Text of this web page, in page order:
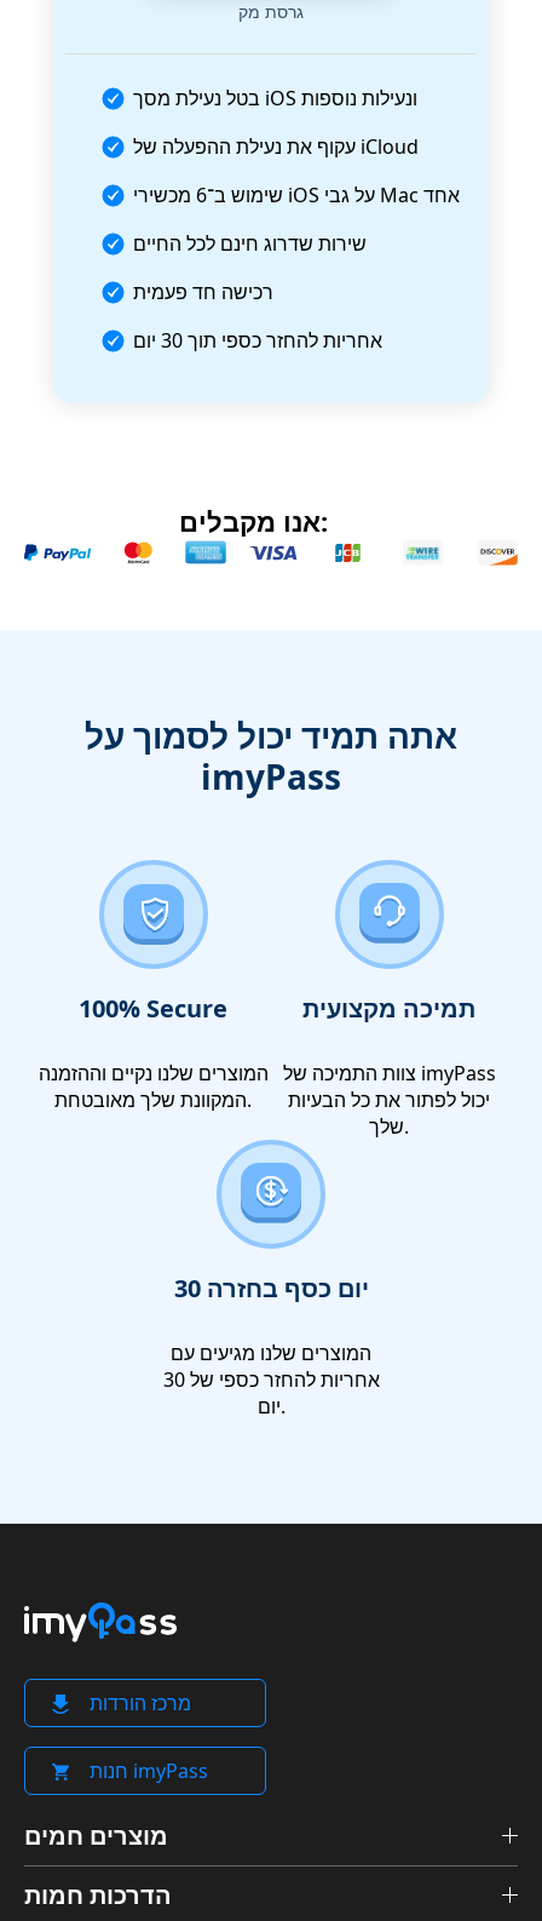
גרסת מק
בטל נעילת מסך iOS ונעילות נוספות
עקוף את נעילת ההפעלה של iCloud
שימוש ב־6 מכשירי iOS על גבי Mac אחד
שירות שדרוג חינם לכל החיים
רכישה חד פעמית
אחריות להחזר כספי תוך 30 יום
אנו מקבלים:
אתה תמיד יכול לסמוך על
imyPass
100% Secure
המוצרים שלנו נקיים וההזמנה
המקוונת שלך מאובטחת.
תמיכה מקצועית
צוות התמיכה של imyPass
יכול לפתור את כל הבעיות
שלך.
30 יום כסף בחזרה
המוצרים שלנו מגיעים עם
אחריות להחזר כספי של 30
יום.
מרכז הורדות
חנות imyPass
מוצרים חמים
הדרכות חמות